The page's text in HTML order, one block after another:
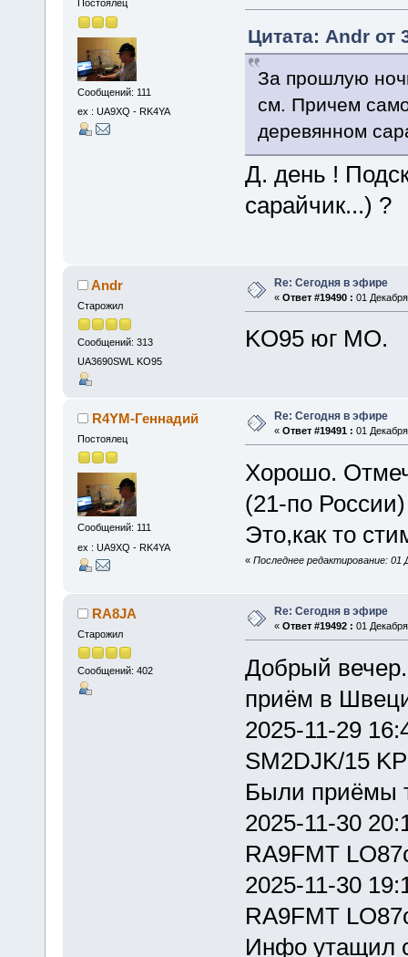
Постоялец
Сообщений: 111
ex : UA9XQ - RK4YA
Цитата: Andr от
За прошлую
см. Причем
деревянном
Д. день !
сарайчик...) ?
Andr
Старожил
Сообщений: 313
UA3690SWL KO95
Re: Сегодня в эфире
« Ответ #19490 : 01
KO95 юг МО.
R4YM-Геннадий
Постоялец
Сообщений: 111
ex : UA9XQ - RK4YA
Re: Сегодня в эфире
« Ответ #19491 : 01
Хорошо.
(21-по
Это,как то
« Последнее редактирование: 01
RA8JA
Старожил
Сообщений: 402
Re: Сегодня в эфире
« Ответ #19492 : 01
Добрый
приём в
2025-11-29
SM2DJK/15
Были приёмы
2025-11-30
RA9FMT
2025-11-30
RA9FMT
Инфо утащил